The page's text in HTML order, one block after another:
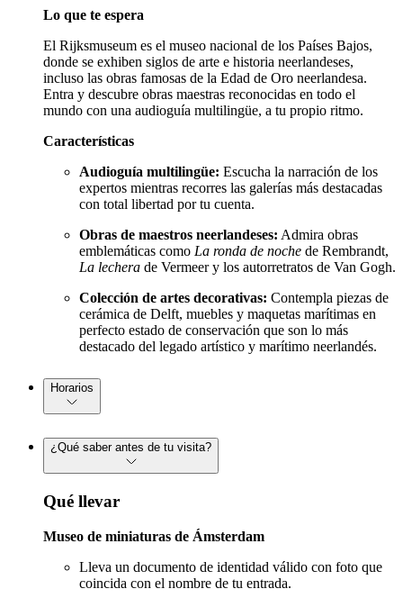
Lo que te espera
El Rijksmuseum es el museo nacional de los Países Bajos,
donde se exhiben siglos de arte e historia neerlandeses,
incluso las obras famosas de la Edad de Oro neerlandesa.
Entra y descubre obras maestras reconocidas en todo el
mundo con una audioguía multilingüe, a tu propio ritmo.
Características
Audioguía multilingüe: Escucha la narración de los
expertos mientras recorres las galerías más destacadas
con total libertad por tu cuenta.
Obras de maestros neerlandeses: Admira obras
emblemáticas como La ronda de noche de Rembrandt,
La lechera de Vermeer y los autorretratos de Van Gogh.
Colección de artes decorativas: Contempla piezas de
cerámica de Delft, muebles y maquetas marítimas en
perfecto estado de conservación que son lo más
destacado del legado artístico y marítimo neerlandés.
Horarios
¿Qué saber antes de tu visita?
Qué llevar
Museo de miniaturas de Ámsterdam
Lleva un documento de identidad válido con foto que
coincida con el nombre de tu entrada.